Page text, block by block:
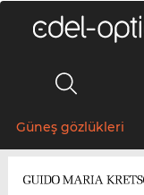
Güneş gözlükleri